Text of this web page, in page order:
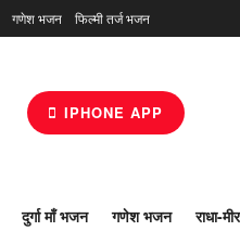
गणेश भजन फिल्मी तर्ज भजन
IPHONE APP
दुर्गा माँ भजन गणेश भजन राधा-